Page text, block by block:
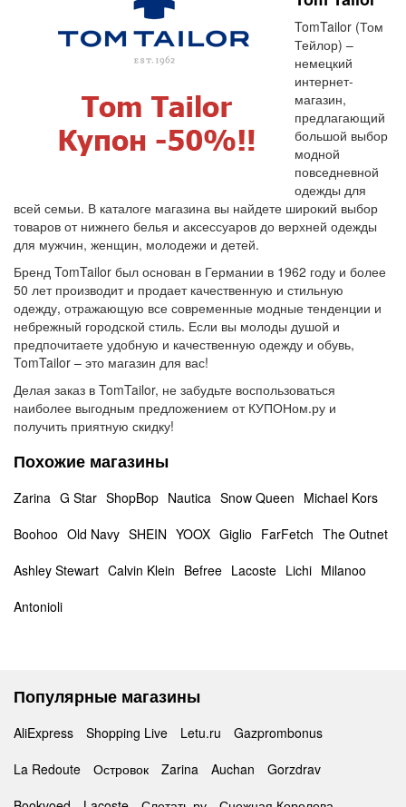
TomTailor (Том
Тейлор) –
немецкий
интернет-
магазин,
предлагающий
большой выбор
модной
повседневной
одежды для
всей семьи. В каталоге магазина вы найдете широкий выбор
товаров от нижнего белья и аксессуаров до верхней одежды
для мужчин, женщин, молодежи и детей.
Бренд TomTailor был основан в Германии в 1962 году и более
50 лет производит и продает качественную и стильную
одежду, отражающую все современные модные тенденции и
небрежный городской стиль. Если вы молоды душой и
предпочитаете удобную и качественную одежду и обувь,
TomTailor – это магазин для вас!
Делая заказ в TomTailor, не забудьте воспользоваться
наиболее выгодным предложением от КУПОНом.ру и
получить приятную скидку!
Похожие магазины
Zarina G Star ShopBop Nautica Snow Queen Michael Kors
Boohoo Old Navy SHEIN YOOX Giglio FarFetch The Outnet
Ashley Stewart Calvin Klein Befree Lacoste Lichi Milanoo
Antonioli
Популярные магазины
AliExpress Shopping Live Letu.ru
Gazprombonus
La Redoute
Островок Zarina Auchan
Gorzdrav